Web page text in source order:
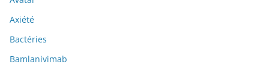
Axiété
Bactéries
Bamlanivimab